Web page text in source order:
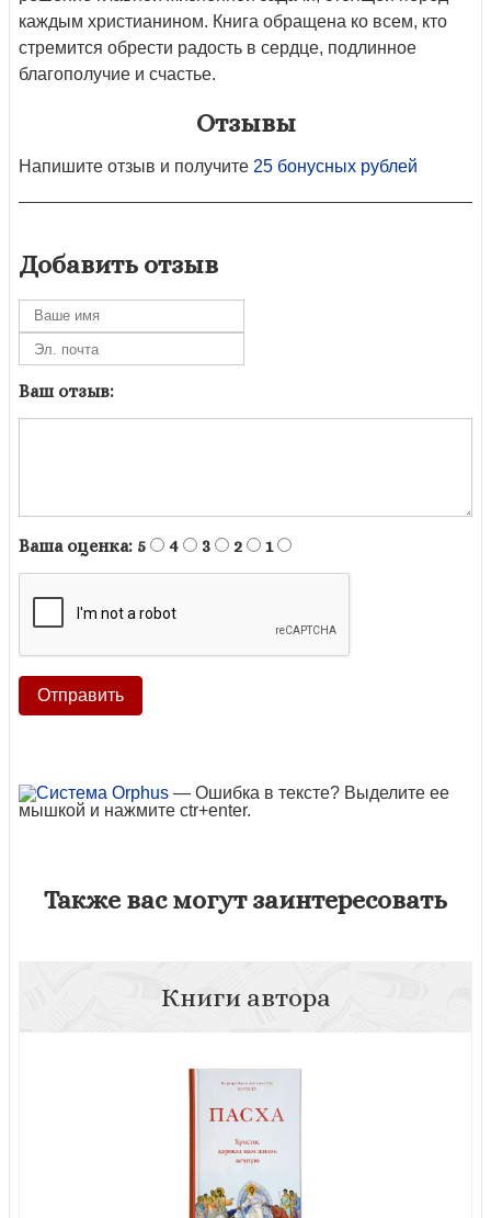
каждым христианином. Книга обращена ко всем, кто
стремится обрести радость в сердце, подлинное
благополучие и счастье.
Отзывы
Напишите отзыв и получите 25 бонусных рублей
Добавить отзыв
Ваш отзыв:
Ваша оценка: 5 4 3 2 1
— Ошибка в тексте? Выделите ее
мышкой и нажмите ctr+enter.
Также вас могут заинтересовать
Книги автора